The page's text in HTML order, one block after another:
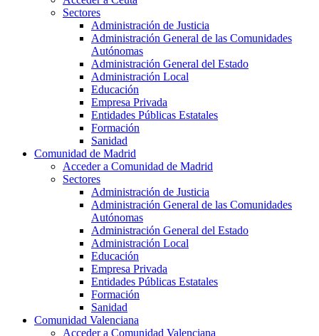
Sectores
Administración de Justicia
Administración General de las Comunidades
Autónomas
Administración General del Estado
Administración Local
Educación
Empresa Privada
Entidades Públicas Estatales
Formación
Sanidad
Comunidad de Madrid
Acceder a Comunidad de Madrid
Sectores
Administración de Justicia
Administración General de las Comunidades
Autónomas
Administración General del Estado
Administración Local
Educación
Empresa Privada
Entidades Públicas Estatales
Formación
Sanidad
Comunidad Valenciana
Acceder a Comunidad Valenciana